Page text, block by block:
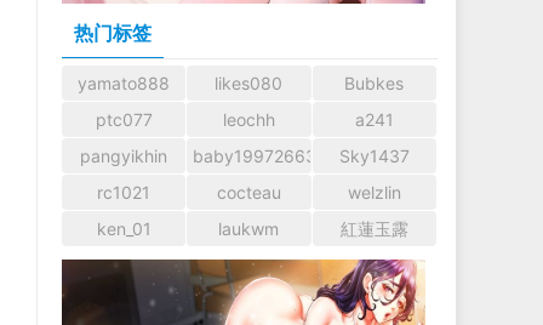
热门标签
yamato888 likes080
Bubkes
ptc077
leochh
a241
pangyikhin
baby1997266366
Sky1437
rc1021
cocteau
welzlin
ken_01
laukwm 紅蓮玉露